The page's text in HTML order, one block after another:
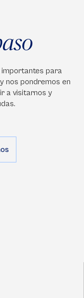
para
nos pondremos en
a visitarnos y